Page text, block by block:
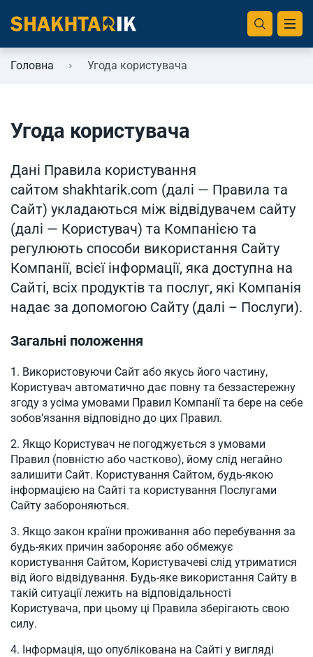
Головна Угода користувача
Угода користувача
Дані Правила користування
сайтом shakhtarik.com (далі — Правила та
Сайт) укладаються між відвідувачем сайту
(далі — Користувач) та Компанією та
регулюють способи використання Сайту
Компанії, всієї інформації, яка доступна на
Сайті, всіх продуктів та послуг, які Компанія
надає за допомогою Сайту (далі – Послуги).
Загальні положення
Використовуючи Сайт або якусь його частину,
Користувач автоматично дає повну та беззастережну
згоду з усіма умовами Правил Компанії та бере на себе
зобов’язання відповідно до цих Правил.
Якщо Користувач не погоджується з умовами
Правил (повністю або частково), йому слід негайно
залишити Сайт. Користування Сайтом, будь-якою
інформацією на Сайті та користування Послугами
Сайту забороняються.
Якщо закон країни проживання або перебування за
будь-яких причин забороняє або обмежує
користування Сайтом, Користувачеві слід утриматися
від його відвідування. Будь-яке використання Сайту в
такій ситуації лежить на відповідальності
Користувача, при цьому ці Правила зберігають свою
силу.
Інформація, що опублікована на Сайті у вигляді
Bitcoin казино в Україні
Легальні онлайн казино України
Казино з мінімальним депозитом в
Україні
Офшорні онлайн казино